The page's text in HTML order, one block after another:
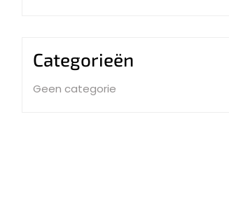
Categorieën
Geen categorie